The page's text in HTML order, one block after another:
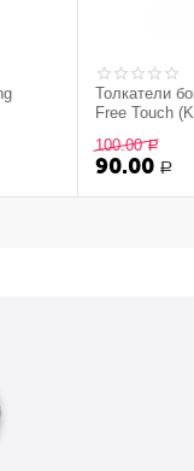
Толкатели
Free Touch
100.00 Р
90.00 Р